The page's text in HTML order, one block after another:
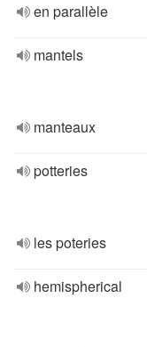
en parallèle
mantels
manteaux
potteries
les poteries
hemispherical